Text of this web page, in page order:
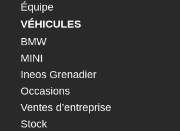
Équipe
VÉHICULES
BMW
MINI
Ineos Grenadier
Occasions
Ventes d’entreprise
Stock